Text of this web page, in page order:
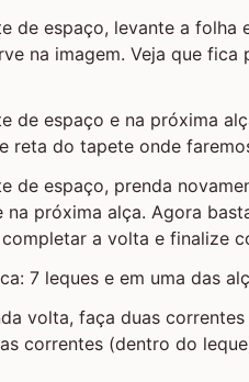
de espaço, levante a
na imagem. Veja que
de espaço e na próxima
reta do tapete onde
de espaço, prenda
na próxima alça. Agora
a volta e finalize
7 leques e em uma das
volta, faça duas
correntes (dentro do